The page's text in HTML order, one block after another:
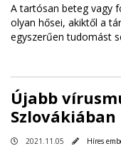
A tartósan beteg vagy
olyan hősei, akiktől a
egyszerűen tudomást
Újabb
Szlovákiában
2021.11.05 Híres